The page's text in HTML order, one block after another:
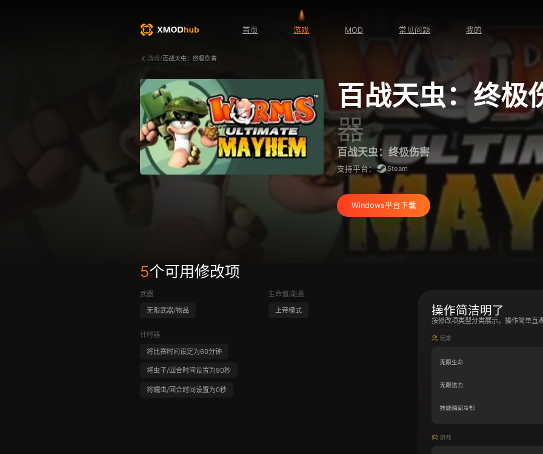
首页 游戏 MOD 常见问题 我的
游戏/百战天虫：终极伤害
百战天虫：终极
器
百战天虫：终极伤害
支持平台： Steam
Windows平台下载
5个可用修改项
武器
无限武器/物品
计时器
将比赛时间设定为60分钟
将虫子/回合时间设置为90秒
将蠕虫/回合时间设置为0秒
生命值/能量
上帝模式
操作简洁明了
按修改项类型分类展示，操作简单直